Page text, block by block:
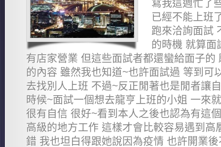
寫我這週忙了
已經不能上班
跑來洽詢面試
的時機 就算面
有店家營業 但這些面試者都還蠻給面子的
的內容 雖然我也知道~也許面試過 等到可
去找別人上班 不過~反正閒著也是閒者讓
時候~面試一個想去龍亨上班的小姐 一來
很有自信 很好~看到本人之後也認為有這
高級的地方工作 這樣才會比較容易遇到高
錯 我也坦白得跟她說因為疫情 也許開業